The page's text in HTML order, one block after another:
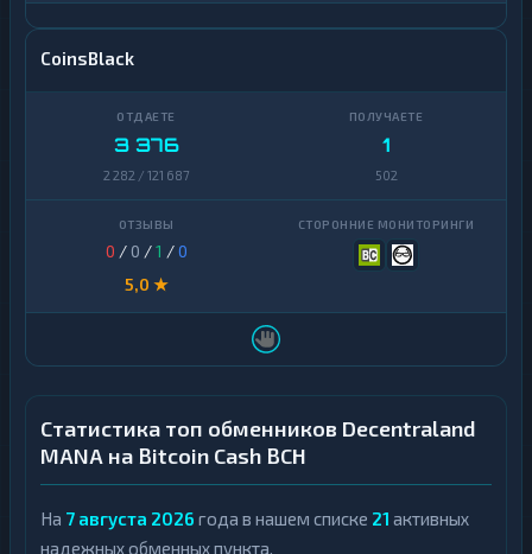
CoinsBlack
3 376
2 282 / 121 687
1
502
0 / 0 /1 /0
5,0 ★
Статистика топ обменников Decentraland
MANA на Bitcoin Cash BCH
На 7 августа 2026 года в нашем списке 21 активных
надежных обменных пункта.